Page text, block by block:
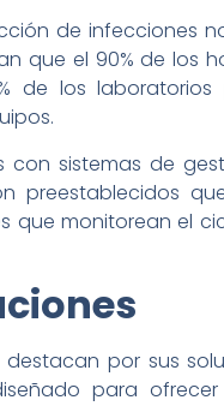
de infecciones
que el 90% de los
de los
sistemas de
que monitorean el
por sus
para